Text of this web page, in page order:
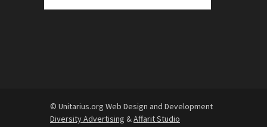
© Unitarius.org Web Design and Development
Diversity Advertising &Affarit Studio